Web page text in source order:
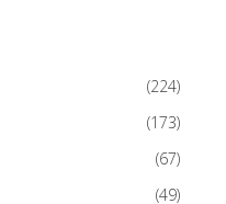
(224)
(173)
(67)
(49)